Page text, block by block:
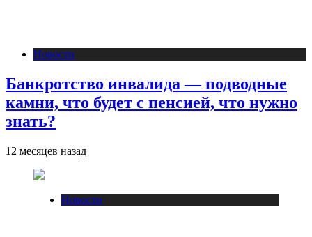
Новости
Банкротство инвалида — подводные
камни, что будет с пенсией, что нужно
знать?
12 месяцев назад
Новости